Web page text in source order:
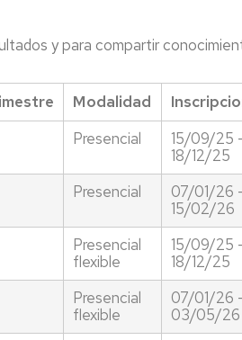
y para compartir
Modalidad
Presencial
15/09/25
18/12/25
Presencial
07/01/26
15/02/26
Presencial
flexible
15/09/25
18/12/25
Presencial
flexible
07/01/26
03/05/26